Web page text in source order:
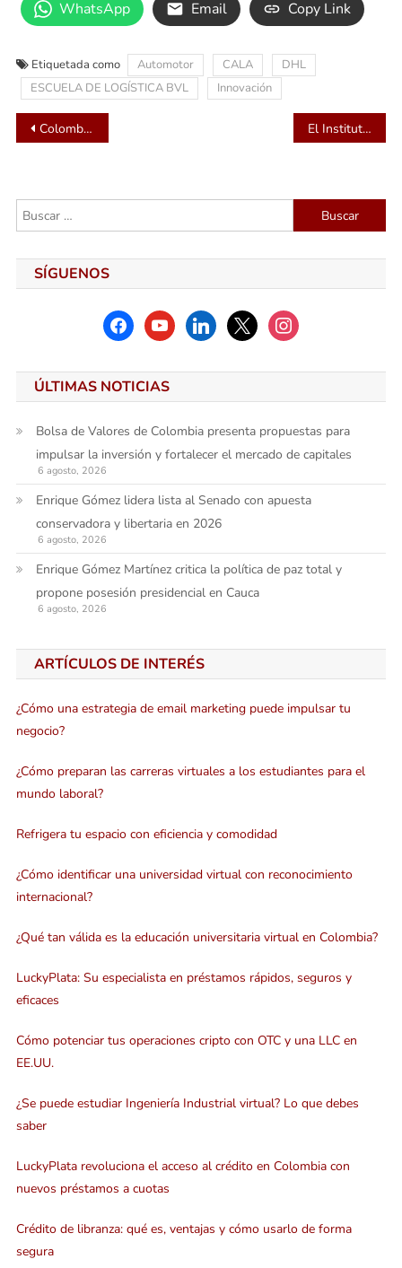
WhatsApp Email Copy Link
Etiquetada como Automotor CALA
DHL
ESCUELA DE LOGÍSTICA BVL
Innovación
Navegación
entradas
Colombia tendrá EDUEXPO con pabellones oficiales de gobiernos de Canadá, Australia y Nueva Zelanda El Instituto San Pablo Apóstol convierte la educación en industria y la industria en educación
Buscar:
SÍGUENOS
facebookyoutubelinkedinx instagram
ÚLTIMAS NOTICIAS
Bolsa de Valores de Colombia presenta propuestas para
impulsar la inversión y fortalecer el mercado de capitales
6 agosto, 2026
Enrique Gómez lidera lista al Senado con apuesta
conservadora y libertaria en 2026
6 agosto, 2026
Enrique Gómez Martínez critica la política de paz total y
propone posesión presidencial en Cauca
6 agosto, 2026
ARTÍCULOS DE INTERÉS
¿Cómo una estrategia de email marketing puede impulsar tu
negocio?
¿Cómo preparan las carreras virtuales a los estudiantes para el
mundo laboral?
Refrigera tu espacio con eficiencia y comodidad
¿Cómo identificar una universidad virtual con reconocimiento
internacional?
¿Qué tan válida es la educación universitaria virtual en Colombia?
LuckyPlata: Su especialista en préstamos rápidos, seguros y
eficaces
Cómo potenciar tus operaciones cripto con OTC y una LLC en
EE.UU.
¿Se puede estudiar Ingeniería Industrial virtual? Lo que debes
saber
LuckyPlata revoluciona el acceso al crédito en Colombia con
nuevos préstamos a cuotas
Crédito de libranza: qué es, ventajas y cómo usarlo de forma
segura